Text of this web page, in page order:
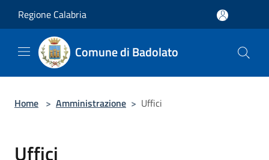
Regione Calabria
Comune di Badolato
Home > Amministrazione > Uffici
Uffici